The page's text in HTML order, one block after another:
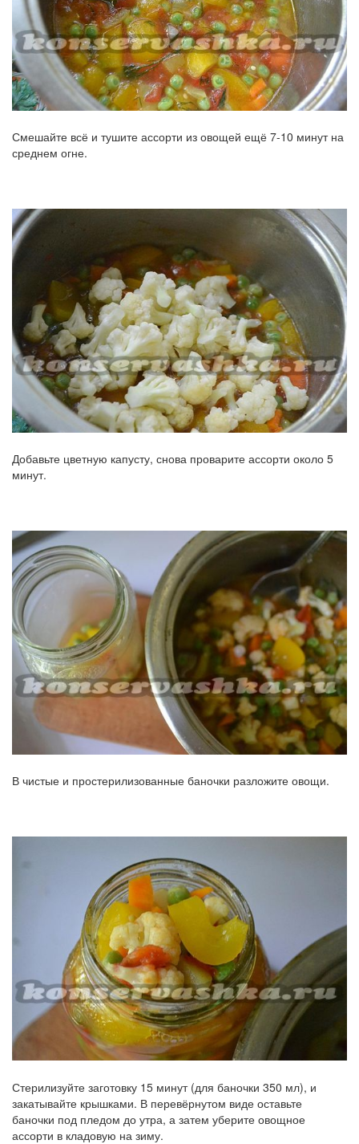
Смешайте всё и тушите ассорти из овощей ещё 7-10 минут на
среднем огне.
Добавьте цветную капусту, снова проварите ассорти около 5
минут.
В чистые и простерилизованные баночки разложите овощи.
Стерилизуйте заготовку 15 минут (для баночки 350 мл), и
закатывайте крышками. В перевёрнутом виде оставьте
баночки под пледом до утра, а затем уберите овощное
ассорти в кладовую на зиму.